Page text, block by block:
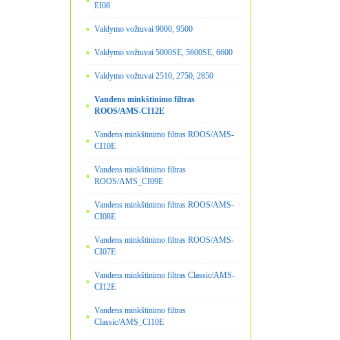
EI08
Valdymo vožtuvai 9000, 9500
Valdymo vožtuvai 5000SE, 5600SE, 6600
Valdymo vožtuvai 2510, 2750, 2850
Vandens minkštinimo filtras
ROOS/AMS-CI12E
Vandens minkštinimo filtras ROOS/AMS-
CI10E
Vandens minkštinimo filtras
ROOS/AMS_CI09E
Vandens minkštinimo filtras ROOS/AMS-
CI08E
Vandens minkštinimo filtras ROOS/AMS-
CI07E
Vandens minkštinimo filtras Classic/AMS-
CI12E
Vandens minkštinimo filtras
Classic/AMS_CI10E